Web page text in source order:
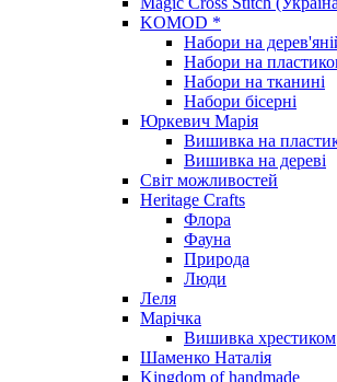
KOMOD *
Набори на
Набори на
Набори на тканині
Набори бісерні
Юркевич Марія
Вишивка на
Вишивка на дереві
Світ можливостей
Heritage Crafts
Флора
Фауна
Природа
Люди
Леля
Марічка
Вишивка хрестиком
Шаменко Наталія
Kingdom of handmade